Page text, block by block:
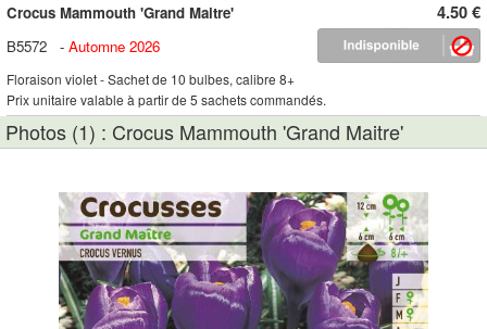
4.50 €
Crocus Mammouth 'Grand Maitre'
B5572
- Automne 2026
Floraison violet - Sachet de 10 bulbes, calibre 8+
Prix unitaire valable à partir de 5 sachets commandés.
Photos (1) : Crocus Mammouth 'Grand Maitre'